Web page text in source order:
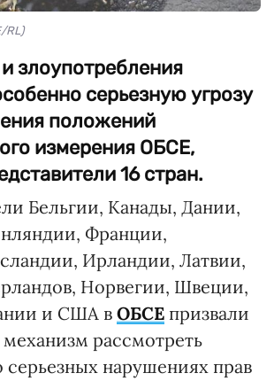
RL)
злоупотребления
серьезную угрозу
положений
измерения ОБСЕ,
16 стран.
Бельгии, Канады, Дании,
Франции,
Ирландии, Латвии,
Норвегии, Швеции,
и США в ОБСЕ призвали
рассмотреть
нарушениях прав